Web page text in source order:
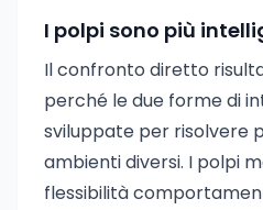
I polpi sono più
Il confronto diretto
perché le due forme di
sviluppate per risolvere
ambienti diversi. I polpi
flessibilità